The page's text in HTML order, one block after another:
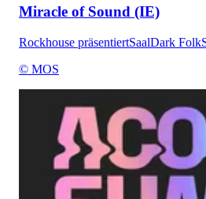
Miracle of Sound (IE)
Rockhouse präsentiertSaalDark Folk
© MOS